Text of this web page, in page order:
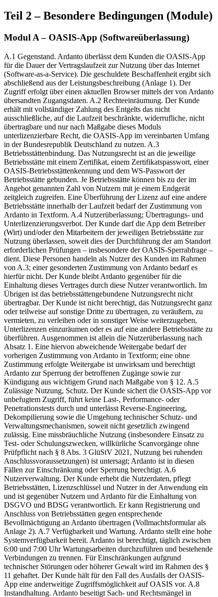
Teil 2 – Besondere Bedingungen (Module)
Modul A – OASIS-App (Softwareüberlassung)
A.1 Gegenstand. Ardanto überlässt dem Kunden die OASIS-App
für die Dauer der Vertragslaufzeit zur Nutzung über das Internet
(Software-as-a-Service). Die geschuldete Beschaffenheit ergibt sich
abschließend aus der Leistungsbeschreibung (Anlage 1). Der
Zugriff erfolgt über einen aktuellen Browser mittels der von Ardanto
übersandten Zugangsdaten. A.2 Rechteeinräumung. Der Kunde
erhält mit vollständiger Zahlung des Entgelts das nicht
ausschließliche, auf die Laufzeit beschränkte, widerrufliche, nicht
übertragbare und nur nach Maßgabe dieses Moduls
unterlizenzierbare Recht, die OASIS-App im vereinbarten Umfang
in der Bundesrepublik Deutschland zu nutzen. A.3
Betriebsstättenbindung. Das Nutzungsrecht ist an die jeweilige
Betriebsstätte mit einem Zertifikat, einem Zertifikatspasswort, einer
OASIS-Betriebsstättenkennung und dem WS-Passwort der
Betriebsstätte gebunden. Je Betriebsstätte können bis zu der im
Angebot genannten Zahl von Nutzern mit je einem Endgerät
zeitgleich zugreifen. Eine Überführung der Lizenz auf eine andere
Betriebsstätte innerhalb der Laufzeit bedarf der Zustimmung von
Ardanto in Textform. A.4 Nutzerüberlassung; Übertragungs- und
Unterlizenzierungsverbot. Der Kunde darf die App dem Betreiber
(Wirt) und/oder den Mitarbeitern der jeweiligen Betriebsstätte zur
Nutzung überlassen, soweit dies der Durchführung der am Standort
erforderlichen Prüfungen – insbesondere der OASIS-Sperrabfrage –
dient. Diese Personen handeln als Nutzer des Kunden im Rahmen
von A.3; einer gesonderten Zustimmung von Ardanto bedarf es
hierfür nicht. Der Kunde bleibt Ardanto gegenüber für die
Einhaltung dieses Vertrages durch diese Nutzer verantwortlich. Im
Übrigen ist das betriebsstättengebundene Nutzungsrecht nicht
übertragbar. Der Kunde ist nicht berechtigt, das Nutzungsrecht ganz
oder teilweise auf sonstige Dritte zu übertragen, zu veräußern, zu
vermieten, zu verleihen oder in sonstiger Weise weiterzugeben,
Unterlizenzen einzuräumen oder es auf eine andere Betriebsstätte zu
überführen. Ausgenommen ist allein die Nutzerüberlassung nach
Absatz 1. Eine hiervon abweichende Weitergabe bedarf der
vorherigen Zustimmung von Ardanto in Textform; eine ohne
Zustimmung erfolgte Weitergabe ist unwirksam und berechtigt
Ardanto zur Sperrung der betroffenen Zugänge sowie zur
Kündigung aus wichtigem Grund nach Maßgabe von § 12. A.5
Zulässige Nutzung, Schutz. Der Kunde sichert die OASIS-App vor
unbefugtem Zugriff, führt keine Last-, Performance- oder
Penetrationstests durch und unterlässt Reverse-Engineering,
Dekompilierung sowie die Umgehung technischer Schutz- und
Verwaltungsmechanismen, soweit nicht gesetzlich zwingend
zulässig. Eine missbräuchliche Nutzung (insbesondere Einsatz zu
Test- oder Schulungszwecken, willkürliche Scanvorgänge ohne
Prüfpflicht nach § 8 Abs. 3 GlüStV 2021, Nutzung bei ruhenden
Anschlussvoraussetzungen) ist untersagt; Ardanto ist in diesen
Fällen zur Einschränkung oder Sperrung berechtigt. A.6
Nutzerverwaltung. Der Kunde erhebt die Nutzerdaten, pflegt
Betriebsstätten, Lizenzschlüssel und Nutzer in der Anwendung ein
und ist gegenüber Nutzern und Ardanto für die Einhaltung von
DSGVO und BDSG verantwortlich. Er kann Registrierung und
Anschluss von Betriebsstätten gegen entsprechende
Bevollmächtigung an Ardanto übertragen (Vollmachtsformular als
Anlage 2). A.7 Verfügbarkeit und Wartung. Ardanto stellt eine hohe
Systemverfügbarkeit bereit. Ardanto ist berechtigt, täglich zwischen
6:00 und 7:00 Uhr Wartungsarbeiten durchzuführen und bestehende
Verbindungen zu trennen. Für Einschränkungen aufgrund
technischer Störungen oder höherer Gewalt wird im Rahmen des §
11 gehaftet. Der Kunde hält für den Fall des Ausfalls der OASIS-
App eine anderweitige Zugriffsmöglichkeit auf OASIS vor. A.8
Instandhaltung. Ardanto beseitigt Sach- und Rechtsmängel in